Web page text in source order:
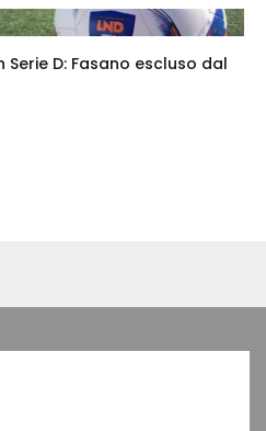
Serie D: Fasano escluso dal